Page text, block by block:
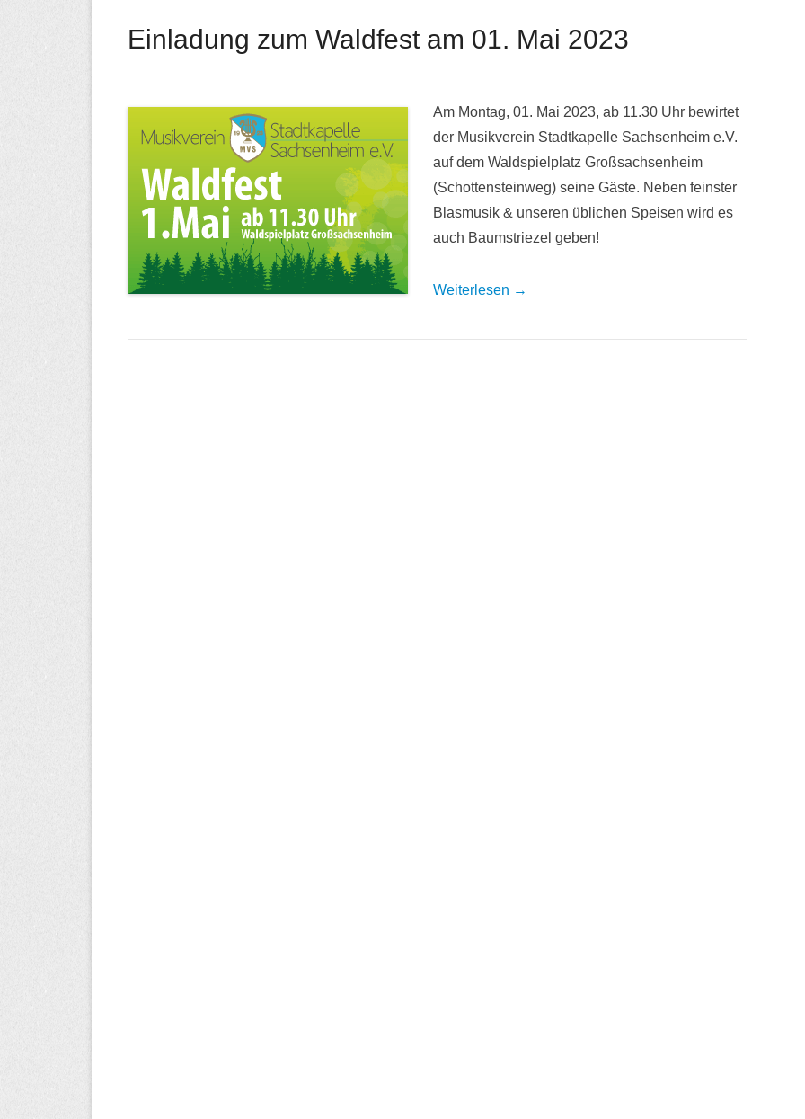
Einladung zum Waldfest am 01. Mai 2023
Am Montag, 01. Mai 2023, ab 11.30 Uhr bewirtet
der Musikverein Stadtkapelle Sachsenheim e.V.
auf dem Waldspielplatz Großsachsenheim
(Schottensteinweg) seine Gäste. Neben feinster
Blasmusik & unseren üblichen Speisen wird es
auch Baumstriezel geben!
Weiterlesen →